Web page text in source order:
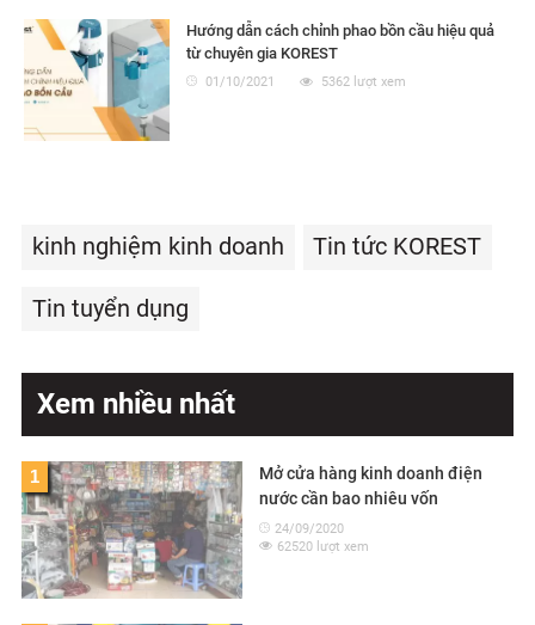
Hướng dẫn cách chỉnh phao bồn cầu hiệu quả
từ chuyên gia KOREST
01/10/2021 5362 lượt xem
kinh nghiệm kinh doanh Tin tức KOREST
Tin tuyển dụng
Xem nhiều nhất
1
Mở cửa hàng kinh doanh điện
nước cần bao nhiêu vốn
24/09/2020
62520 lượt xem